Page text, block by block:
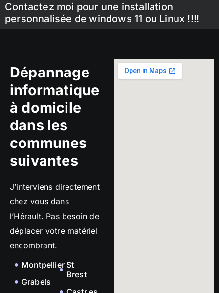
Contactez moi pour une installation
personnalisée de windows 11 ou Linux !!!!
Dépannage
informatique
à domicile
dans les
communes
suivantes
J’interviens directement
chez vous dans
l’Hérault. Pas besoin de
déplacer votre matériel
encombrant.
Montpellier
Grabels
St
Brest